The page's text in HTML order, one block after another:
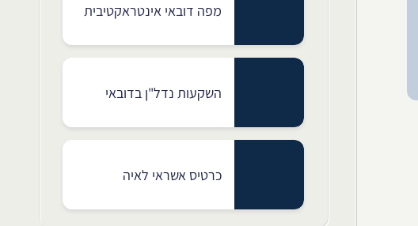
מפה דובאי אינטראקטיבית
השקעות נדל"ן בדובאי
כרטיס אשראי לאיה